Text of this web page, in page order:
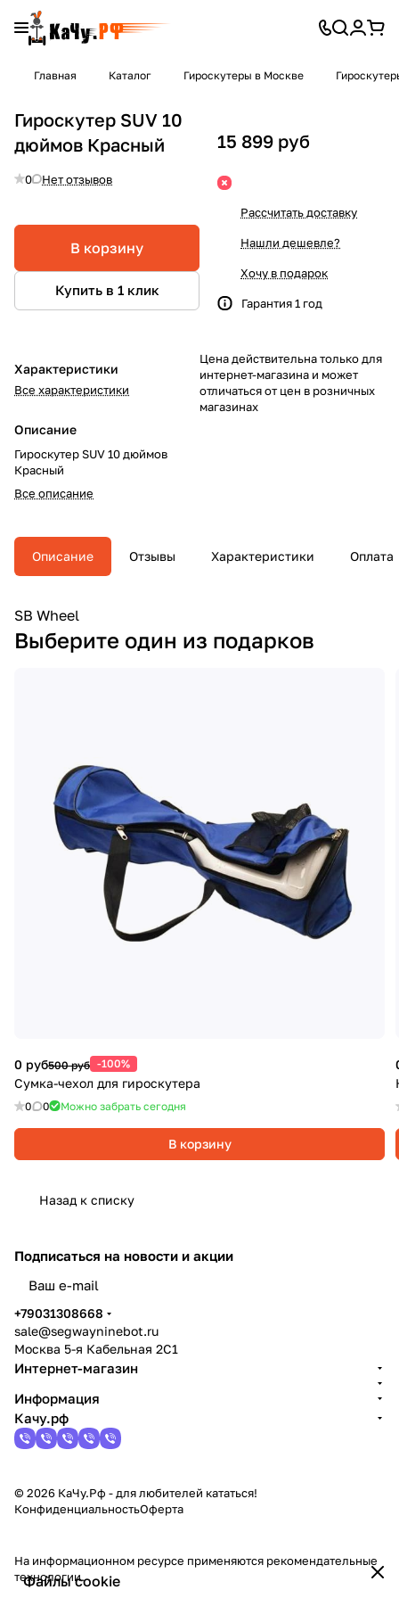
Главная Каталог Гироскутеры в Москве
Гироскутер SUV 10
дюймов Красный
0 Нет отзывов
В корзину
Купить в 1 клик
Характеристики
Все характеристики
Описание
Гироскутер SUV 10 дюймов
Красный
Все описание
15 899 руб
Рассчитать доставку
Нашли дешевле?
Хочу в подарок
Гарантия 1 год
Цена действительна только для
интернет-магазина и может
отличаться от цен в розничных
магазинах
Описание Отзывы Характеристики Оплата
SB Wheel
Выберите один из подарков
0 руб500 руб -100%
Сумка-чехол для гироскутера
0 0 Можно забрать сегодня
В корзину
Назад к списку
Файлы cookie
Подписаться на новости и акции
+79031308668
sale@segwayninebot.ru
Москва 5-я Кабельная 2С1
Интернет-магазин
Информация
Качу.рф
© 2026 КаЧу.Рф - для любителей кататься!
КонфиденциальностьОферта
На информационном ресурсе применяются рекомендательные
технологии.